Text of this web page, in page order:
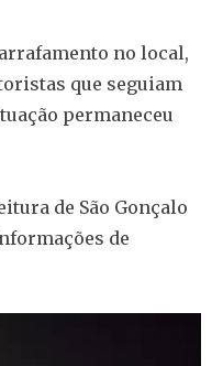
no local,
que seguiam
permaneceu
de São Gonçalo
de